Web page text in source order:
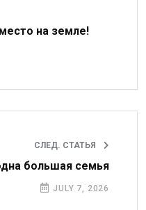
на земле!
СЛЕД. СТАТЬЯ
большая семья
JULY 7, 2026